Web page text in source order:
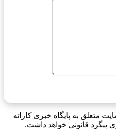
متعلق به پایگاه خبری کاراته
پیگرد قانونی خواهد داشت.